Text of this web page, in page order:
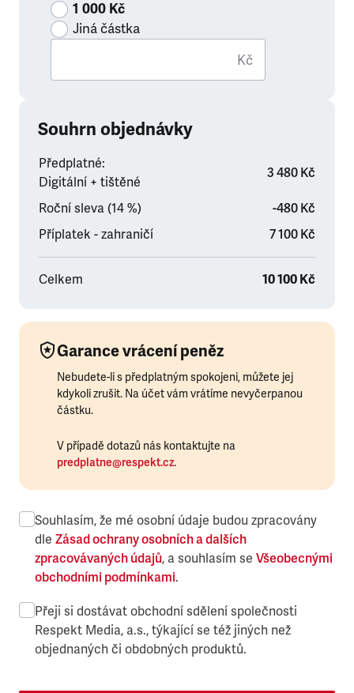
1 000 Kč
Jiná částka
Kč
Souhrn objednávky
Předplatné:
Digitální + tištěné
3 480 Kč
Roční sleva (14 %)
-480 Kč
Příplatek - zahraničí
7 100 Kč
Celkem 10 100 Kč
Garance vrácení peněz
Nebudete-li s předplatným spokojeni, můžete jej
kdykoli zrušit. Na účet vám vrátíme nevyčerpanou
částku.
V případě dotazů nás kontaktujte na
predplatne@respekt.cz.
Souhlasím, že mé osobní údaje budou zpracovány
dle Zásad ochrany osobních a dalších
zpracovávaných údajů, a souhlasím se Všeobecnými
obchodními podmínkami.
Přeji si dostávat obchodní sdělení společnosti
Respekt Media, a.s., týkající se též jiných než
objednaných či obdobných produktů.